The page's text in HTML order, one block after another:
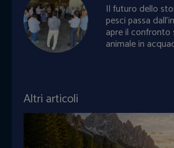
Il futuro dello
pesci passa
apre il confronto
animale in
Altri articoli